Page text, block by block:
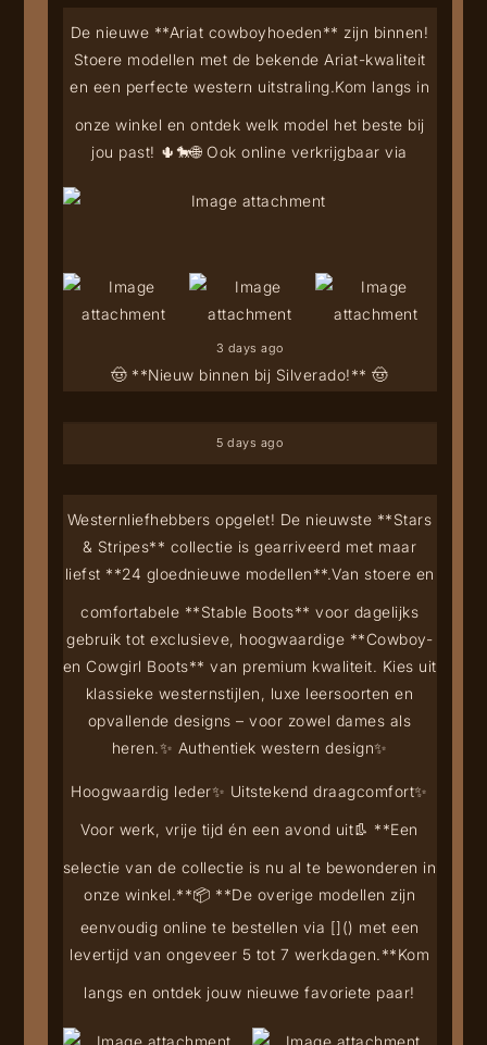
🤠 **Nieuw binnen bij Silverado!** 🤠
De nieuwe **Ariat cowboyhoeden** zijn binnen!
Stoere modellen met de bekende Ariat-kwaliteit
en een perfecte western uitstraling.Kom langs in
onze winkel en ontdek welk model het beste bij
jou past! 🌵🐎🌐 Ook online verkrijgbaar via
3 days ago
5 days ago
Westernliefhebbers opgelet! De nieuwste **Stars
& Stripes** collectie is gearriveerd met maar
liefst **24 gloednieuwe modellen**.Van stoere en
comfortabele **Stable Boots** voor dagelijks
gebruik tot exclusieve, hoogwaardige **Cowboy-
en Cowgirl Boots** van premium kwaliteit. Kies uit
klassieke westernstijlen, luxe leersoorten en
opvallende designs – voor zowel dames als
heren.✨ Authentiek western design✨
Hoogwaardig leder✨ Uitstekend draagcomfort✨
Voor werk, vrije tijd én een avond uit👢 **Een
selectie van de collectie is nu al te bewonderen in
onze winkel.**📦 **De overige modellen zijn
eenvoudig online te bestellen via []() met een
levertijd van ongeveer 5 tot 7 werkdagen.**Kom
langs en ontdek jouw nieuwe favoriete paar!